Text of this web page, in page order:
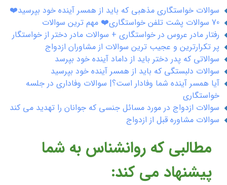
سوالات خواستگاری مذهبی که باید از همسر آینده خود بپرسید❤️
70 سوالات پشت تلفن خواستگاری❤️ مهم ترین سوالات
رفتار مادر عروس در خواستگاری + سوالات مادر دختر از خواستگار
پر تکرارترین و عجیب ترین سوالات از مشاوران ازدواج
سوالاتی که پدر دختر باید از داماد آینده خود بپرسد
سوالات دلبستگی که باید از همسر آینده خود بپرسید
آیا همسر آینده شما وفادار است؟| سوالات وفاداری در جلسه
خواستگاری
سوالات ازدواج در مورد مسائل جنسی که جوانان را تهدید می کند
سوالات مشاوره قبل از ازدواج
مطالبی که روانشناس به شما
پیشنهاد می کند: